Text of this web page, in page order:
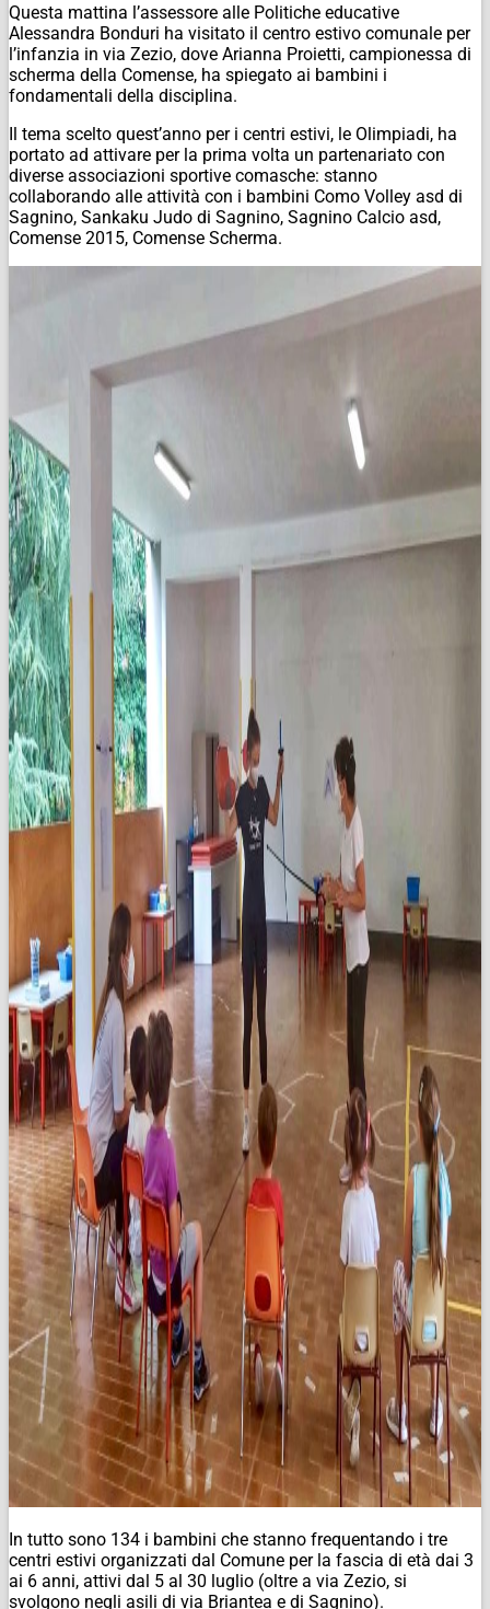
Questa mattina l’assessore alle Politiche educative
Alessandra Bonduri ha visitato il centro estivo comunale per
l’infanzia in via Zezio, dove Arianna Proietti, campionessa di
scherma della Comense, ha spiegato ai bambini i
fondamentali della disciplina.
Il tema scelto quest’anno per i centri estivi, le Olimpiadi, ha
portato ad attivare per la prima volta un partenariato con
diverse associazioni sportive comasche: stanno
collaborando alle attività con i bambini Como Volley asd di
Sagnino, Sankaku Judo di Sagnino, Sagnino Calcio asd,
Comense 2015, Comense Scherma.
In tutto sono 134 i bambini che stanno frequentando i tre
centri estivi organizzati dal Comune per la fascia di età dai 3
ai 6 anni, attivi dal 5 al 30 luglio (oltre a via Zezio, si
svolgono negli asili di via Briantea e di Sagnino).